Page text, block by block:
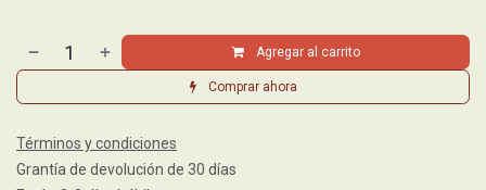
Agregar al carrito
Comprar ahora
Términos y condiciones
Grantía de devolución de 30 días